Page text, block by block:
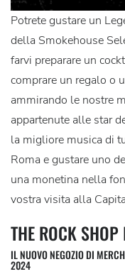
Potrete gustare un
della Smokehouse
farvi preparare un
comprare un regalo o
ammirando le nostre
appartenute alle star
la migliore musica di
Roma e gustare uno
una monetina nella
vostra visita alla
THE ROCK
IL NUOVO NEGOZIO DI
2024